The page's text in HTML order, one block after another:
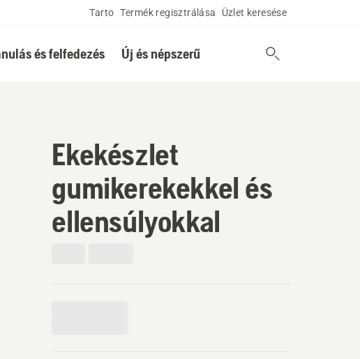
Tarto Termék regisztrálása Üzlet keresése
és felfedezés Új és népszerű
Ekekészlet
gumikerekekkel és
ellensúlyokkal